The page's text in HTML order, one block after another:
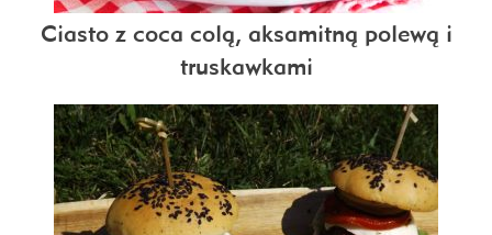
Ciasto z coca colą, aksamitną polewą i
truskawkami